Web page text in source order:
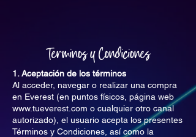
Terminos y Condiciones
1. Aceptación de los términos
Al acceder, navegar o realizar una compra
en Everest (en puntos físicos, página web
www.tueverest.com o cualquier otro canal
autorizado), el usuario acepta los presentes
Términos y Condiciones, así como la